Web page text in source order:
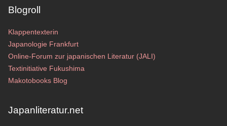
Blogroll
Klappentexterin
Japanologie Frankfurt
Online-Forum zur japanischen Literatur (JALI)
Textinitiative Fukushima
Makotobooks Blog
Japanliteratur.net